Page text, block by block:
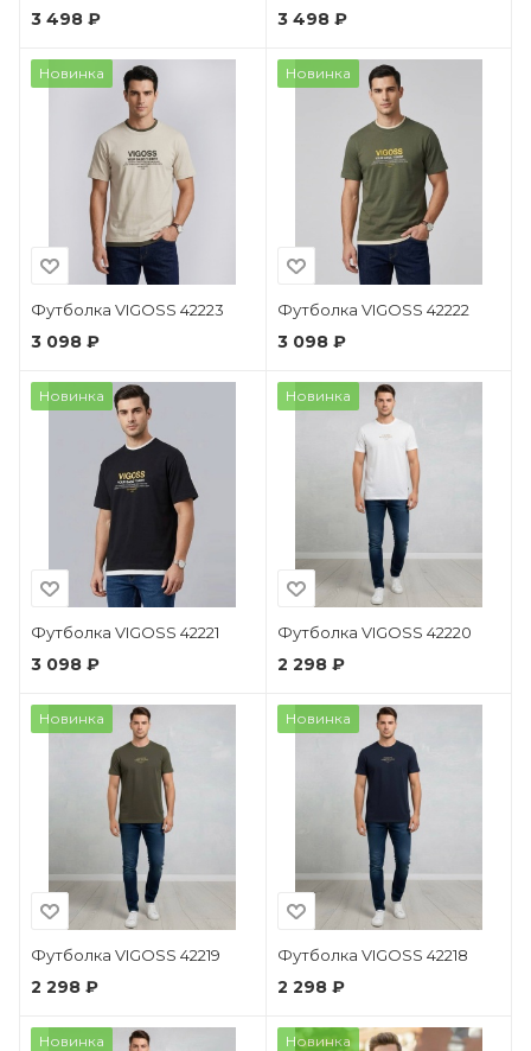
3 498 ₽ 3 498 ₽
Новинка
Футболка VIGOSS 42223
3 098 ₽
Новинка
Футболка VIGOSS 42222
3 098 ₽
Новинка
Футболка VIGOSS 42221
3 098 ₽
Новинка
Футболка VIGOSS 42220
2 298 ₽
Новинка
Футболка VIGOSS 42219
2 298 ₽
Новинка
Футболка VIGOSS 42218
2 298 ₽
Новинка Новинка